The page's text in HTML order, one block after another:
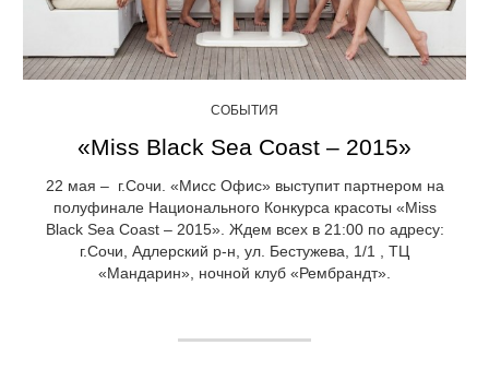
СОБЫТИЯ
«Miss Black Sea Coast – 2015»
22 мая – г.Сочи. «Мисс Офис» выступит партнером на
полуфинале Национального Конкурса красоты «Miss
Black Sea Coast – 2015». Ждем всех в 21:00 по адресу:
г.Сочи, Адлерский р-н, ул. Бестужева, 1/1 , ТЦ
«Мандарин», ночной клуб «Рембрандт».